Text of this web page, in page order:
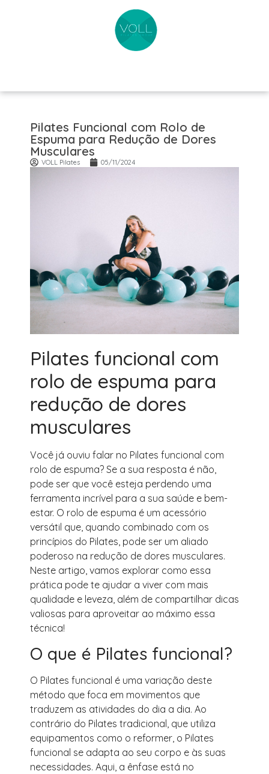
Pilates Funcional com Rolo de
Espuma para Redução de Dores
Musculares
VOLL Pilates 05/11/2024
Pilates funcional com
rolo de espuma para
redução de dores
musculares
Você já ouviu falar no Pilates funcional com
rolo de espuma? Se a sua resposta é não,
pode ser que você esteja perdendo uma
ferramenta incrível para a sua saúde e bem-
estar. O rolo de espuma é um acessório
versátil que, quando combinado com os
princípios do Pilates, pode ser um aliado
poderoso na redução de dores musculares.
Neste artigo, vamos explorar como essa
prática pode te ajudar a viver com mais
qualidade e leveza, além de compartilhar dicas
valiosas para aproveitar ao máximo essa
técnica!
O que é Pilates funcional?
O Pilates funcional é uma variação deste
método que foca em movimentos que
traduzem as atividades do dia a dia. Ao
contrário do Pilates tradicional, que utiliza
equipamentos como o reformer, o Pilates
funcional se adapta ao seu corpo e às suas
necessidades. Aqui, a ênfase está no